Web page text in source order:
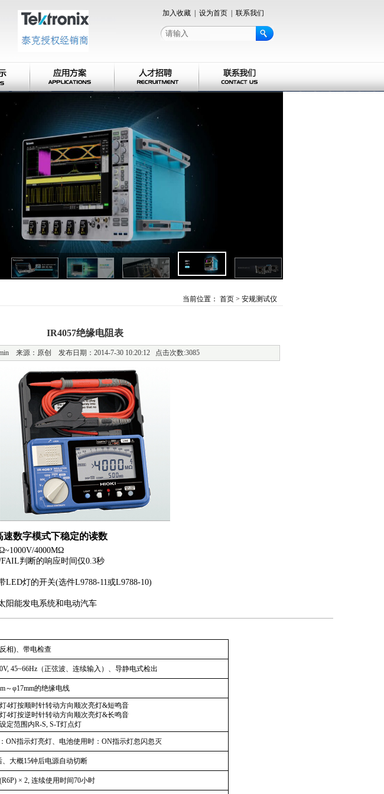
加入收藏 设为首页 联系我们
当前位置： 首页> 安规测试仪
IR4057绝缘电阻表
来源：原创 发布日期：2014-7-30 10:20:12 点击次数:3085
数字模式下稳定的读数
4000MΩ
判断的响应时间仅0.3秒
灯的开关(选件L9788-11或L9788-10)
阳能发电系统和电动汽车
相)、带电检查
45~66Hz（正弦波、连续输入）、导静电式检出
～φ17mm的绝缘电线
4灯按顺时针转动方向顺次亮灯&短鸣音
4灯按逆时针转动方向顺次亮灯&长鸣音
定范围内R-S, S-T灯点灯
ON指示灯亮灯、电池使用时： ON指示灯忽闪忽灭
、大概15钟后电源自动切断
× 2, 连续使用时间70小时